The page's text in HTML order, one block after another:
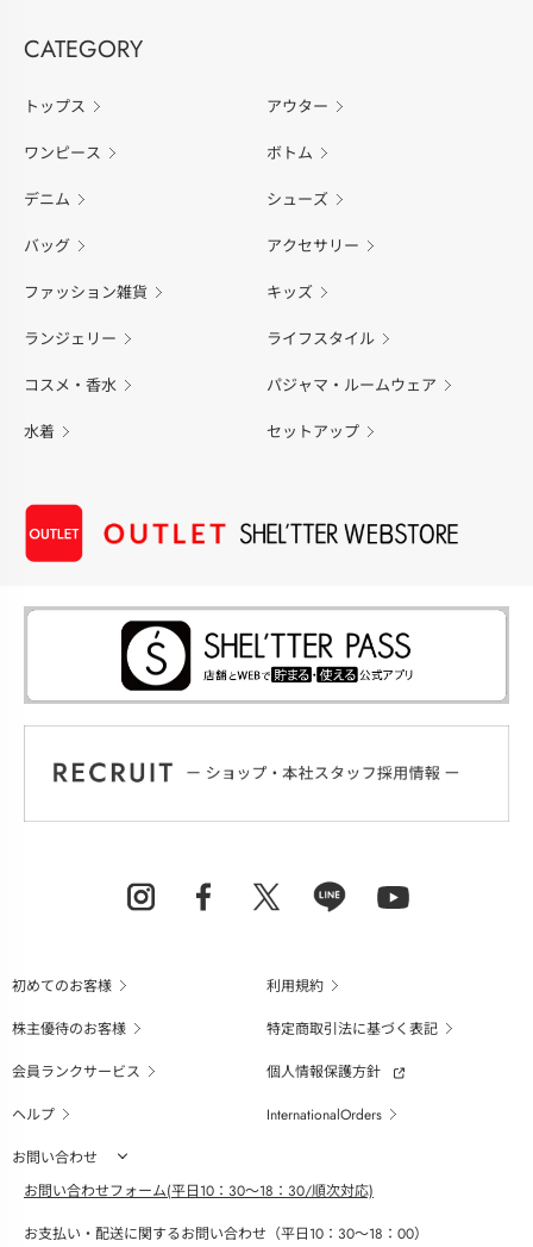
CATEGORY
トップス アウター
ワンピース ボトム
デニム シューズ
バッグ アクセサリー
ファッション雑貨 キッズ
ランジェリー ライフスタイル
コスメ・香水 パジャマ・ルームウェア
水着 セットアップ
初めてのお客様
利用規約
株主優待のお客様
特定商取引法に基づく表記
会員ランクサービス
個人情報保護方針
ヘルプ
InternationalOrders
お問い合わせ
お問い合わせフォーム(平日10：30～18：30/順次対応)
お支払い・配送に関するお問い合わせ（平日10：30～18：00）